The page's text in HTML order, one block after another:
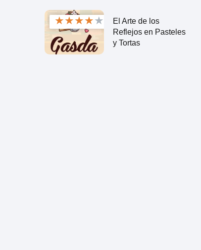
★★★★★
El Arte de los
Reflejos en Pasteles
y Tortas